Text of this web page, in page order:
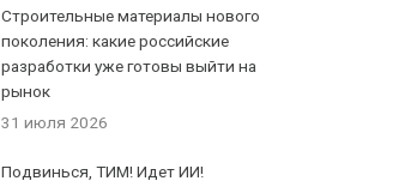
Строительные материалы нового
поколения: какие российские
разработки уже готовы выйти на
рынок
31 июля 2026
Подвинься, ТИМ! Идет ИИ!